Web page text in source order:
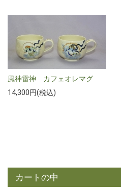
風神雷神 カフェオレマグ
14,300円(税込)
カートの中